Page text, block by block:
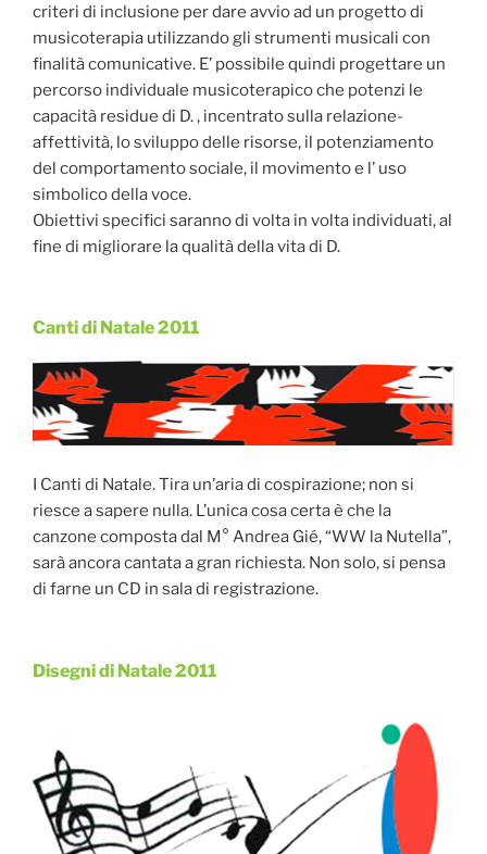
criteri di inclusione per dare avvio ad un progetto di
musicoterapia utilizzando gli strumenti musicali con
finalità comunicative. E’ possibile quindi progettare un
percorso individuale musicoterapico che potenzi le
capacità residue di D. , incentrato sulla relazione-
affettività, lo sviluppo delle risorse, il potenziamento
del comportamento sociale, il movimento e l’ uso
simbolico della voce.
Obiettivi specifici saranno di volta in volta individuati, al
fine di migliorare la qualità della vita di D.
Pubblicato
Canti di Natale 2011
I Canti di Natale. Tira un’aria di cospirazione; non si
riesce a sapere nulla. L’unica cosa certa è che la
canzone composta dal M° Andrea Gié, “WW la Nutella”,
sarà ancora cantata a gran richiesta. Non solo, si pensa
di farne un CD in sala di registrazione.
Pubblicato
Disegni di Natale 2011